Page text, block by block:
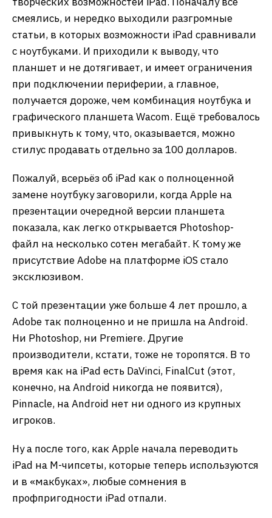
смеялись, и нередко выходили разгромные
статьи, в которых возможности iPad сравнивали
с ноутбуками. И приходили к выводу, что
планшет и не дотягивает, и имеет ограничения
при подключении периферии, а главное,
получается дороже, чем комбинация ноутбука и
графического планшета Wacom. Ещё требовалось
привыкнуть к тому, что, оказывается, можно
стилус продавать отдельно за 100 долларов.
Пожалуй, всерьёз об iPad как о полноценной
замене ноутбуку заговорили, когда Apple на
презентации очередной версии планшета
показала, как легко открывается Photoshop-
файл на несколько сотен мегабайт. К тому же
присутствие Adobe на платформе iOS стало
эксклюзивом.
С той презентации уже больше 4 лет прошло, а
Adobe так полноценно и не пришла на Android.
Ни Photoshop, ни Premiere. Другие
производители, кстати, тоже не торопятся. В то
время как на iPad есть DaVinci, FinalCut (этот,
конечно, на Android никогда не появится),
Pinnacle, на Android нет ни одного из крупных
игроков.
Ну а после того, как Apple начала переводить
iPad на M-чипсеты, которые теперь используются
и в «макбуках», любые сомнения в
профпригодности iPad отпали.